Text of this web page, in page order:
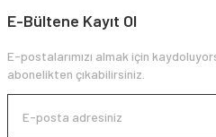
E-Bültene Kayıt Ol
E-postalarımızı almak için
abonelikten çıkabilirsiniz.